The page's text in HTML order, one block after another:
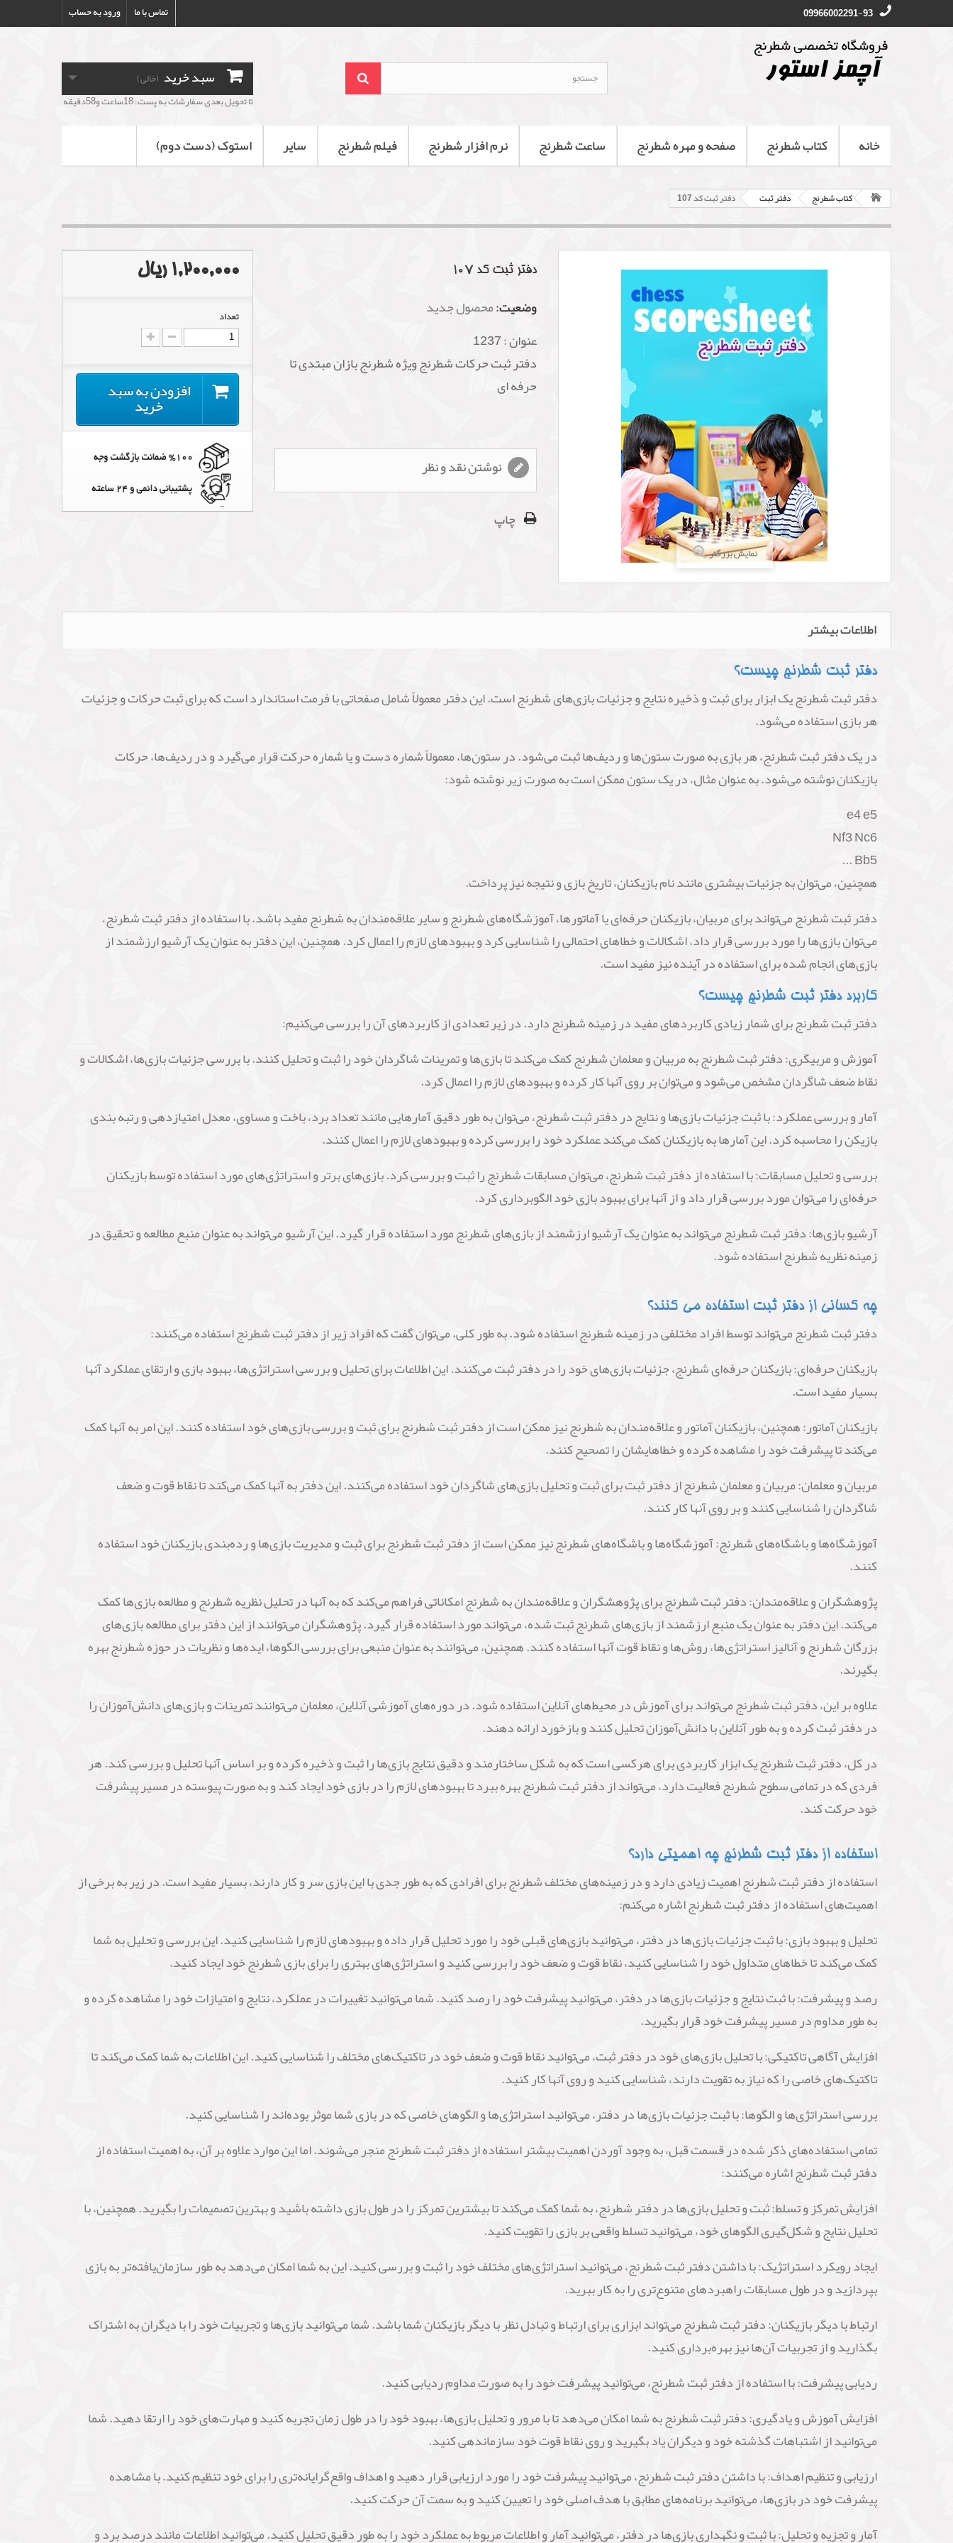
ورود به حساب تماس با ما 09966002291-93
سبد خرید (خالی)
تا تحویل بعدی سفارشات به پست: 18ساعت و58دقیقه
خانه کتاب شطرنج صفحه و مهره شطرنج ساعت شطرنج نرم افزار شطرنج فیلم شطرنج سایر استوک (دست دوم)
کتاب شطرنج دفتر ثبت دفتر ثبت کد 107
نمایش بزرگتر
دفتر ثبت کد 107
وضعیت:محصول جدید
عنوان :1237
دفتر ثبت حرکات شطرنج ویژه شطرنج بازان مبتدی تا
حرفه ای
نوشتن نقد و نظر
چاپ
1,200,000 ریال
تعداد
افزودن به سبد
خرید
اطلاعات بیشتر
دفتر ثبت شطرنج چیست؟
دفتر ثبت شطرنج یک ابزار برای ثبت و ذخیره نتایج و جزئیات بازی‌های شطرنج است. این دفتر معمولاً شامل صفحاتی با فرمت استاندارد است که برای ثبت حرکات و جزئیات
هر بازی استفاده می‌شود.
در یک دفتر ثبت شطرنج، هر بازی به صورت ستون‌ها و ردیف‌ها ثبت می‌شود. در ستون‌ها، معمولاً شماره دست و یا شماره حرکت قرار می‌گیرد و در ردیف‌ها، حرکات
بازیکنان نوشته می‌شود. به عنوان مثال، در یک ستون ممکن است به صورت زیر نوشته شود:
e4 e5
Nf3 Nc6
Bb5 ...
همچنین، می‌توان به جزئیات بیشتری مانند نام بازیکنان، تاریخ بازی و نتیجه نیز پرداخت.
دفتر ثبت شطرنج می‌تواند برای مربیان، بازیکنان حرفه‌ای یا آماتورها، آموزشگاه‌های شطرنج و سایر علاقه‌مندان به شطرنج مفید باشد. با استفاده از دفتر ثبت شطرنج،
می‌توان بازی‌ها را مورد بررسی قرار داد، اشکالات و خطاهای احتمالی را شناسایی کرد و بهبودهای لازم را اعمال کرد. همچنین، این دفتر به عنوان یک آرشیو ارزشمند از
بازی‌های انجام شده برای استفاده در آینده نیز مفید است.
کاربرد دفتر ثبت شطرنج چیست؟
دفتر ثبت شطرنج برای شمار زیادی کاربردهای مفید در زمینه شطرنج دارد. در زیر تعدادی از کاربردهای آن را بررسی می‌کنیم:
آموزش و مربیگری: دفتر ثبت شطرنج به مربیان و معلمان شطرنج کمک می‌کند تا بازی‌ها و تمرینات شاگردان خود را ثبت و تحلیل کنند. با بررسی جزئیات بازی‌ها، اشکالات و
نقاط ضعف شاگردان مشخص می‌شود و می‌توان بر روی آنها کار کرده و بهبودهای لازم را اعمال کرد.
آمار و بررسی عملکرد: با ثبت جزئیات بازی‌ها و نتایج در دفتر ثبت شطرنج، می‌توان به طور دقیق آمارهایی مانند تعداد برد، باخت و مساوی، معدل امتیازدهی و رتبه بندی
بازیکن را محاسبه کرد. این آمارها به بازیکنان کمک می‌کند عملکرد خود را بررسی کرده و بهبودهای لازم را اعمال کنند.
بررسی و تحلیل مسابقات: با استفاده از دفتر ثبت شطرنج، می‌توان مسابقات شطرنج را ثبت و بررسی کرد. بازی‌های برتر و استراتژی‌های مورد استفاده توسط بازیکنان
حرفه‌ای را می‌توان مورد بررسی قرار داد و از آنها برای بهبود بازی خود الگوبرداری کرد.
آرشیو بازی‌ها: دفتر ثبت شطرنج می‌تواند به عنوان یک آرشیو ارزشمند از بازی‌های شطرنج مورد استفاده قرار گیرد. این آرشیو می‌تواند به عنوان منبع مطالعه و تحقیق در
زمینه نظریه شطرنج استفاده شود.
چه کسانی از دفتر ثبت استفاده می کنند؟
دفتر ثبت شطرنج می‌تواند توسط افراد مختلفی در زمینه شطرنج استفاده شود. به طور کلی، می‌توان گفت که افراد زیر از دفتر ثبت شطرنج استفاده می‌کنند:
بازیکنان حرفه‌ای: بازیکنان حرفه‌ای شطرنج، جزئیات بازی‌های خود را در دفتر ثبت می‌کنند. این اطلاعات برای تحلیل و بررسی استراتژی‌ها، بهبود بازی و ارتقای عملکرد آنها
بسیار مفید است.
بازیکنان آماتور: همچنین، بازیکنان آماتور و علاقه‌مندان به شطرنج نیز ممکن است از دفتر ثبت شطرنج برای ثبت و بررسی بازی‌های خود استفاده کنند. این امر به آنها کمک
می‌کند تا پیشرفت خود را مشاهده کرده و خطاهایشان را تصحیح کنند.
مربیان و معلمان: مربیان و معلمان شطرنج از دفتر ثبت برای ثبت و تحلیل بازی‌های شاگردان خود استفاده می‌کنند. این دفتر به آنها کمک می‌کند تا نقاط قوت و ضعف
شاگردان را شناسایی کنند و بر روی آنها کار کنند.
آموزشگاه‌ها و باشگاه‌های شطرنج: آموزشگاه‌ها و باشگاه‌های شطرنج نیز ممکن است از دفتر ثبت شطرنج برای ثبت و مدیریت بازی‌ها و رده‌بندی بازیکنان خود استفاده
کنند.
پژوهشگران و علاقه‌مندان: دفتر ثبت شطرنج برای پژوهشگران و علاقه‌مندان به شطرنج امکاناتی فراهم می‌کند که به آنها در تحلیل نظریه شطرنج و مطالعه بازی‌ها کمک
می‌کند. این دفتر به عنوان یک منبع ارزشمند از بازی‌های شطرنج ثبت شده، می‌تواند مورد استفاده قرار گیرد. پژوهشگران می‌توانند از این دفتر برای مطالعه بازی‌های
بزرگان شطرنج و آنالیز استراتژی‌ها، روش‌ها و نقاط قوت آنها استفاده کنند. همچنین، می‌توانند به عنوان منبعی برای بررسی الگوها، ایده‌ها و نظریات در حوزه شطرنج بهره
بگیرند.
علاوه بر این، دفتر ثبت شطرنج می‌تواند برای آموزش در محیط‌های آنلاین استفاده شود. در دوره‌های آموزشی آنلاین، معلمان می‌توانند تمرینات و بازی‌های دانش‌آموزان را
در دفتر ثبت کرده و به طور آنلاین با دانش‌آموزان تحلیل کنند و بازخورد ارائه دهند.
در کل، دفتر ثبت شطرنج یک ابزار کاربردی برای هرکسی است که به شکل ساختارمند و دقیق نتایج بازی‌ها را ثبت و ذخیره کرده و بر اساس آنها تحلیل و بررسی کند. هر
فردی که در تمامی سطوح شطرنج فعالیت دارد، می‌تواند از دفتر ثبت شطرنج بهره ببرد تا بهبودهای لازم را در بازی خود ایجاد کند و به صورت پیوسته در مسیر پیشرفت
خود حرکت کند.
استفاده از دفتر ثبت شطرنج چه اهمیتی دارد؟
استفاده از دفتر ثبت شطرنج اهمیت زیادی دارد و در زمینه‌های مختلف شطرنج برای افرادی که به طور جدی با این بازی سر و کار دارند، بسیار مفید است. در زیر به برخی از
اهمیت‌های استفاده از دفتر ثبت شطرنج اشاره می‌کنم:
تحلیل و بهبود بازی: با ثبت جزئیات بازی‌ها در دفتر، می‌توانید بازی‌های قبلی خود را مورد تحلیل قرار داده و بهبودهای لازم را شناسایی کنید. این بررسی و تحلیل به شما
کمک می‌کند تا خطاهای متداول خود را شناسایی کنید، نقاط قوت و ضعف خود را بررسی کنید و استراتژی‌های بهتری را برای بازی شطرنج خود ایجاد کنید.
رصد و پیشرفت: با ثبت نتایج و جزئیات بازی‌ها در دفتر، می‌توانید پیشرفت خود را رصد کنید. شما می‌توانید تغییرات در عملکرد، نتایج و امتیازات خود را مشاهده کرده و
به طور مداوم در مسیر پیشرفت خود قرار بگیرید.
افزایش آگاهی تاکتیکی: با تحلیل بازی‌های خود در دفتر ثبت، می‌توانید نقاط قوت و ضعف خود در تاکتیک‌های مختلف را شناسایی کنید. این اطلاعات به شما کمک می‌کند تا
تاکتیک‌های خاصی را که نیاز به تقویت دارند، شناسایی کنید و روی آنها کار کنید.
بررسی استراتژی‌ها و الگوها: با ثبت جزئیات بازی‌ها در دفتر، می‌توانید استراتژی‌ها و الگوهای خاصی که در بازی شما موثر بوده‌اند را شناسایی کنید.
تمامی استفاده‌های ذکر شده در قسمت قبل، به وجود آوردن اهمیت بیشتر استفاده از دفتر ثبت شطرنج منجر می‌شوند. اما این موارد علاوه بر آن، به اهمیت استفاده از
دفتر ثبت شطرنج اشاره می‌کنند:
افزایش تمرکز و تسلط: ثبت و تحلیل بازی‌ها در دفتر شطرنج، به شما کمک می‌کند تا بیشترین تمرکز را در طول بازی داشته باشید و بهترین تصمیمات را بگیرید. همچنین، با
تحلیل نتایج و شکل‌گیری الگوهای خود، می‌توانید تسلط واقعی بر بازی را تقویت کنید.
ایجاد رویکرد استراتژیک: با داشتن دفتر ثبت شطرنج، می‌توانید استراتژی‌های مختلف خود را ثبت و بررسی کنید. این به شما امکان می‌دهد به طور سازمان‌یافته‌تر به بازی
بپردازید و در طول مسابقات راهبردهای متنوع‌تری را به کار ببرید.
ارتباط با دیگر بازیکنان: دفتر ثبت شطرنج می‌تواند ابزاری برای ارتباط و تبادل نظر با دیگر بازیکنان شما باشد. شما می‌توانید بازی‌ها و تجربیات خود را با دیگران به اشتراک
بگذارید و از تجربیات آن‌ها نیز بهره‌برداری کنید.
ردیابی پیشرفت: با استفاده از دفتر ثبت شطرنج، می‌توانید پیشرفت خود را به صورت مداوم ردیابی کنید.
افزایش آموزش و یادگیری: دفتر ثبت شطرنج به شما امکان می‌دهد تا با مرور و تحلیل بازی‌ها، بهبود خود را در طول زمان تجربه کنید و مهارت‌های خود را ارتقا دهید. شما
می‌توانید از اشتباهات گذشته خود و دیگران یاد بگیرید و روی نقاط قوت خود سازماندهی کنید.
ارزیابی و تنظیم اهداف: با داشتن دفتر ثبت شطرنج، می‌توانید پیشرفت خود را مورد ارزیابی قرار دهید و اهداف واقع‌گرایانه‌تری را برای خود تنظیم کنید. با مشاهده
پیشرفت خود در بازی‌ها، می‌توانید برنامه‌های مطابق با هدف اصلی خود را تعیین کنید و به سمت آن حرکت کنید.
آمار و تجزیه و تحلیل: با ثبت و نگهداری بازی‌ها در دفتر، می‌توانید آمار و اطلاعات مربوط به عملکرد خود را به طور دقیق تحلیل کنید. می‌توانید اطلاعات مانند درصد برد و